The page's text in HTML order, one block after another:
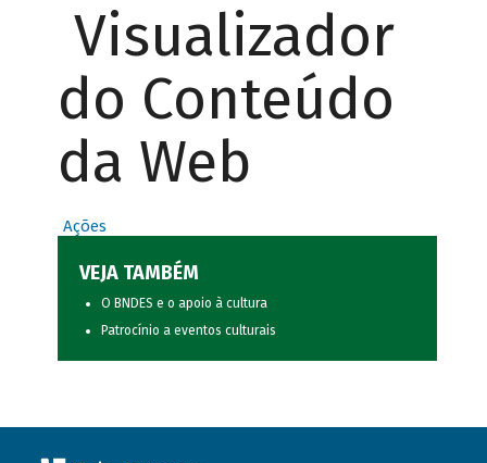
Visualizador
do Conteúdo
da Web
Ações
VEJA TAMBÉM
O BNDES e o apoio à cultura
Patrocínio a eventos culturais